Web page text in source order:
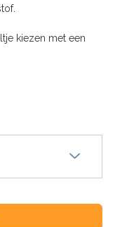
kiezen met een